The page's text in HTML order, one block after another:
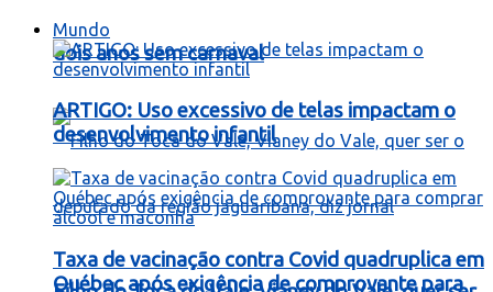
dois anos sem carnaval
Mundo
ARTIGO: Uso excessivo de telas impactam o
desenvolvimento infantil
Taxa de vacinação contra Covid quadruplica em
Québec após exigência de comprovante para